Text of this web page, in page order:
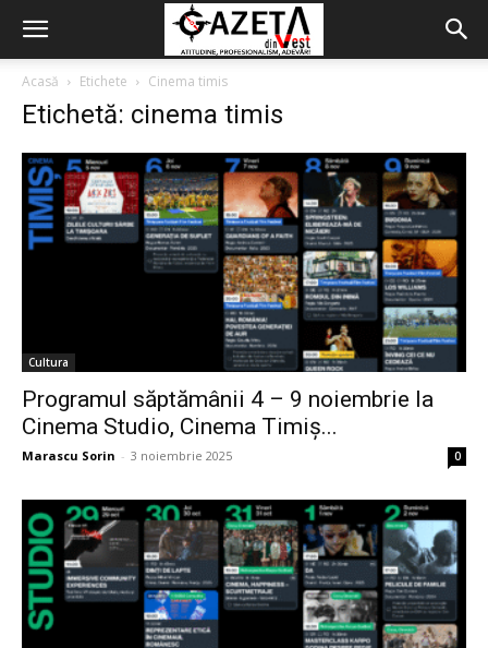
Acasă Etichete Cinema timis
Etichetă: cinema timis
Cultura
Programul săptămânii 4 – 9 noiembrie la
Cinema Studio, Cinema Timiș...
Marascu Sorin - 3 noiembrie 2025 0